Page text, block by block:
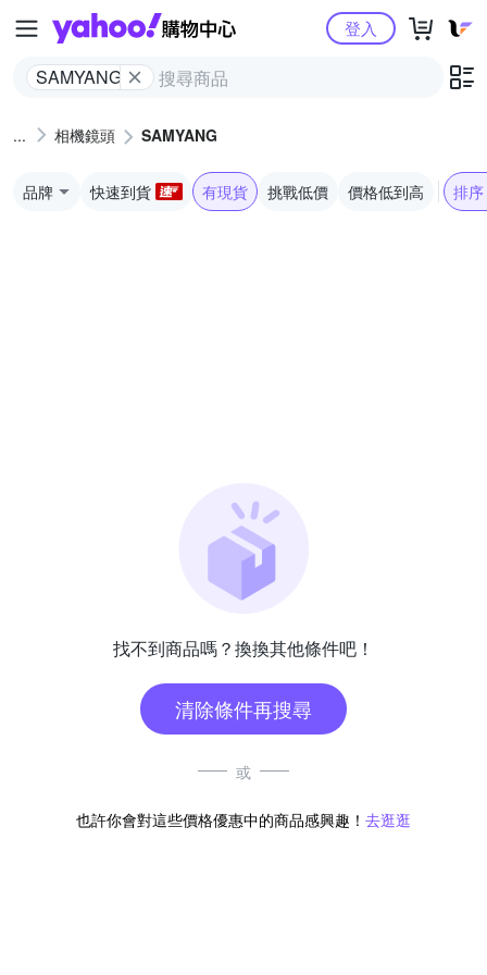
Yahoo購物中心
SAMYANG
登入
相機鏡頭 SAMYANG
品牌 快速到貨 有現貨 挑戰低價 價格低到高 排序
找不到商品嗎？換換其他條件吧！
清除條件再搜尋
或
也許你會對這些價格優惠中的商品感興趣！ 去逛逛